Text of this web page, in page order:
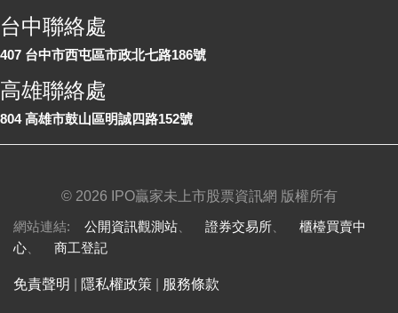
台中聯絡處
407 台中市西屯區市政北七路186號
高雄聯絡處
804 高雄市鼓山區明誠四路152號
© 2026 IPO贏家未上市股票資訊網 版權所有
網站連結: 公開資訊觀測站 證券交易所
櫃檯買賣中
心
商工登記
免責聲明 隱私權政策 服務條款